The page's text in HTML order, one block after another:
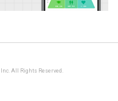
All Rights Reserved.